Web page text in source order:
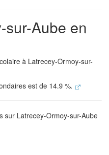
sur-Aube en
à Latrecey-Ormoy-sur-
est de 14.9 %.
sur Latrecey-Ormoy-sur-Aube